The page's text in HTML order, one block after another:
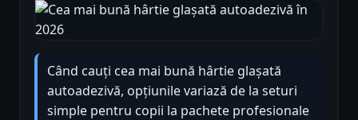
Când cauți cea mai bună hârtie glașată
autoadezivă, opțiunile variază de la seturi
simple pentru copii la pachete profesionale